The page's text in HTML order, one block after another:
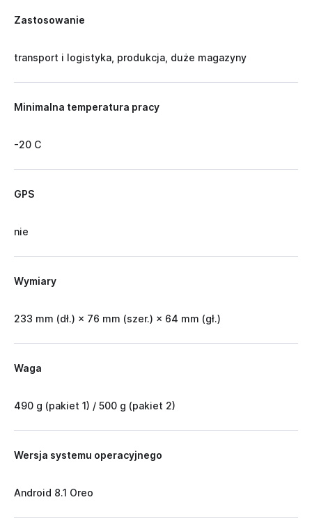
Zastosowanie
transport i logistyka, produkcja, duże magazyny
Minimalna temperatura pracy
-20 C
GPS
nie
Wymiary
233 mm (dł.) × 76 mm (szer.) × 64 mm (gł.)
Waga
490 g (pakiet 1) / 500 g (pakiet 2)
Wersja systemu operacyjnego
Android 8.1 Oreo